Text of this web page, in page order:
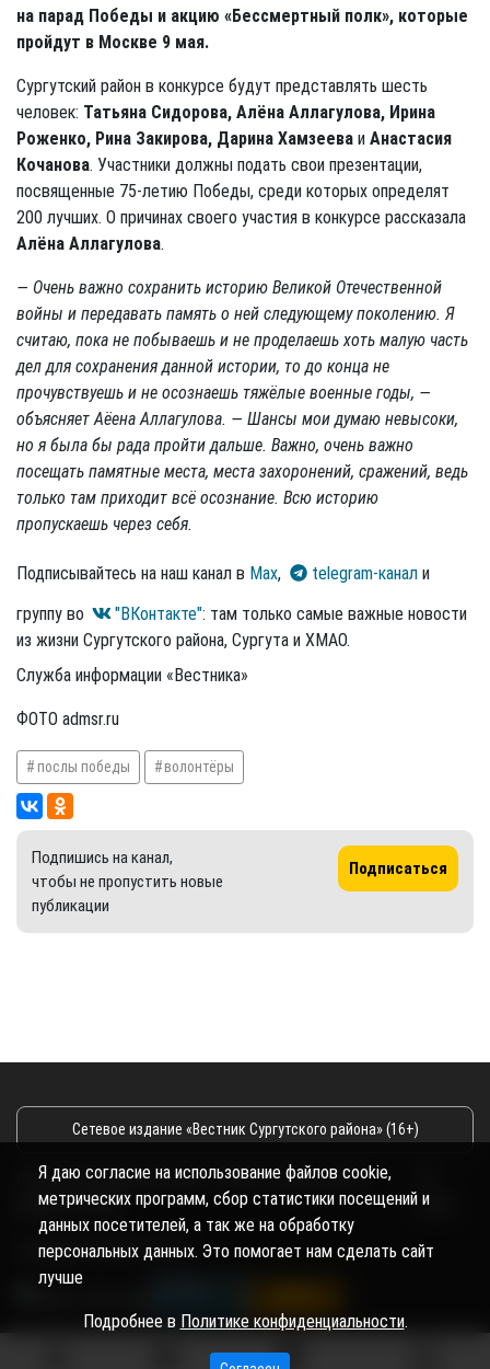
на парад Победы и акцию «Бессмертный полк», которые
пройдут в Москве 9 мая.
Сургутский район в конкурсе будут представлять шесть
человек: Татьяна Сидорова, Алёна Аллагулова, Ирина
Роженко, Рина Закирова, Дарина Хамзеева и Анастасия
Кочанова. Участники должны подать свои презентации,
посвященные 75-летию Победы, среди которых определят
200 лучших. О причинах своего участия в конкурсе рассказала
Алёна Аллагулова.
— Очень важно сохранить историю Великой Отечественной
войны и передавать память о ней следующему поколению. Я
считаю, пока не побываешь и не проделаешь хоть малую часть
дел для сохранения данной истории, то до конца не
прочувствуешь и не осознаешь тяжёлые военные годы, —
объясняет Аёена Аллагулова. — Шансы мои думаю невысоки,
но я была бы рада пройти дальше. Важно, очень важно
посещать памятные места, места захоронений, сражений, ведь
только там приходит всё осознание. Всю историю
пропускаешь через себя.
Подписывайтесь на наш канал в Max, telegram-канал и
группу во
"ВКонтакте": там только самые важные новости
из жизни Сургутского района, Сургута и ХМАО.
Служба информации «Вестника»
ФОТО admsr.ru
послы победы волонтёры
Подпишись на канал,
чтобы не пропустить новые
публикации
Подписаться
Сетевое издание «Вестник Сургутского района» (16+)
Сетевое издание Вестник - Новости Сургутского
района и Югры
2026
Copyright © 2018- 2026
Я даю согласие на использование файлов cookie,
метрических программ, сбор статистики посещений и
данных посетителей, а так же на обработку
персональных данных. Это помогает нам сделать сайт
лучше
Подробнее в Политике конфиденциальности.